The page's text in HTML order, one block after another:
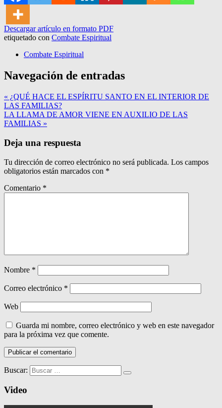
Descargar artículo en formato PDF
etiquetado con Combate Espiritual
Combate Espiritual
Navegación de entradas
« ¿QUÉ HACE EL ESPÍRITU SANTO EN EL INTERIOR DE
LAS FAMILIAS?
LA LLAMA DE AMOR VIENE EN AUXILIO DE LAS
FAMILIAS »
Deja una respuesta
Tu dirección de correo electrónico no será publicada. Los campos
obligatorios están marcados con *
Comentario *
Nombre *
Correo electrónico *
Web
Guarda mi nombre, correo electrónico y web en este navegador
para la próxima vez que comente.
Buscar:
Video